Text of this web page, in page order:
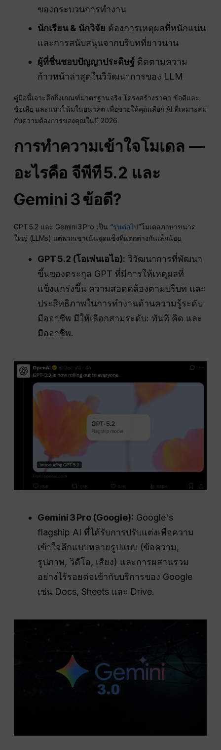
ของกระบวนการทำงาน
นักเรียน & นักวิจัย ต้องการเหตุผลที่หนักแน่น
และการสนับสนุนจากบริบทที่ยาวนาน
ผู้ที่ชื่นชอบปัญญาประดิษฐ์ ติดตามความ
ก้าวหน้าล่าสุดในวิวัฒนาการของ LLM
คู่มือนี้เจาะลึกถึงเกณฑ์มาตรฐานจริง โครงสร้างราคา ข้อดีและ
ข้อเสีย และแนวโน้มในอนาคต เพื่อช่วยให้คุณเลือก AI ที่เหมาะสม
กับความต้องการของคุณในปี 2026.
การทำความเข้าใจโมเดล —
อะไรคือ จีพีที5.2 และ
Gemini 3ข้อดี?
GPT 5.2 และ Gemini 3 Pro เป็น “รุ่นต่อไป”โมเดลภาษาขนาด
ใหญ่ (LLMs) แต่พวกเขาเน้นจุดแข็งที่แตกต่างกันเล็กน้อย.
GPT 5.2 (โอเพ่นเอไอ): วิวัฒนาการที่พัฒนา
ขึ้นของตระกูล GPT ที่มีการให้เหตุผลที่
แข็งแกร่งขึ้น ความสอดคล้องตามบริบท และ
ประสิทธิภาพในการทำงานด้านความรู้ระดับ
มืออาชีพ มีให้เลือกสามระดับ: ทันที คิด และ
มืออาชีพ.
Gemini 3 Pro (Google): Google's
flagship AI ที่ได้รับการปรับแต่งเพื่อความ
เข้าใจลึกแบบหลายรูปแบบ (ข้อความ,
รูปภาพ, วิดีโอ, เสียง) และการผสานรวม
อย่างไร้รอยต่อเข้ากับบริการของ Google
เช่น Docs, Sheets และ Drive.